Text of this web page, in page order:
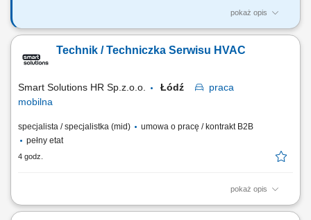
pokaż opis
Zakres obowiązków Zakres realizowanych zadań będzie zależał od
chłodniczych, wykonywanie przeglądów, napraw oraz prac
serwisowych, rozwiązywanie problemów technicznych u klientów,
Technik / Techniczka Serwisu HVAC
Smart Solutions HR Sp.z.o.o. Łódź
praca
mobilna
specjalista / specjalistka (mid)
umowa o pracę / kontrakt B2B
pełny etat
4 godz.
pokaż opis
Opis stanowiska: Wykonywanie serwisu, konserwacji i napraw urządzeń